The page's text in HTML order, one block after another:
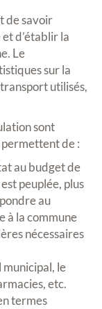
de savoir
d’établir la
Le
sur la
utilisés,
sont
permettent de :
au budget de
peuplée, plus
au
à la commune
nécessaires
municipal, le
etc.
termes